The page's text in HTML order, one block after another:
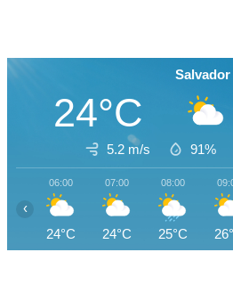
Salvador
24°C
5.2 m/s 91%
06:00
24°C
07:00
24°C
08:00
25°C
‹